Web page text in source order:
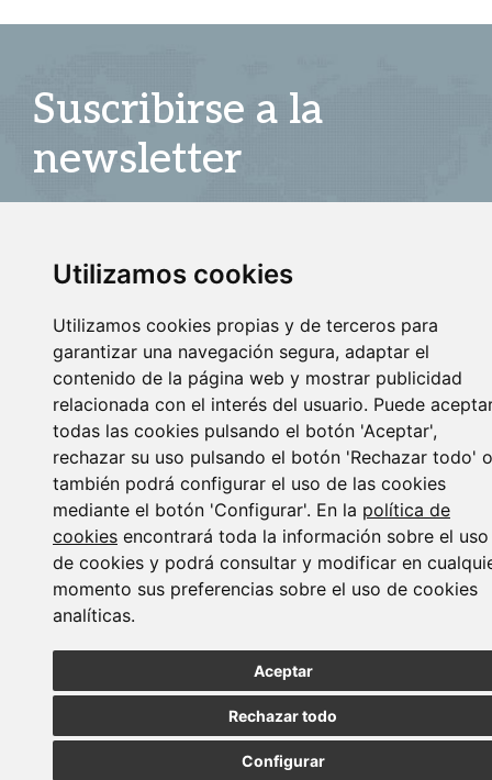
Utilizamos cookies
Utilizamos cookies propias y de terceros para
garantizar una navegación segura, adaptar el
contenido de la página web y mostrar publicidad
relacionada con el interés del usuario. Puede
todas las cookies pulsando el botón 'Aceptar',
rechazar su uso pulsando el botón 'Rechazar todo' o
también podrá configurar el uso de las cookies
mediante el botón 'Configurar'. En la política de
cookies encontrará toda la información sobre el uso
de cookies y podrá consultar y modificar en
momento sus preferencias sobre el uso de cookies
analíticas.
Aceptar
Rechazar todo
Configurar
Suscribirse a la
newsletter
SUSCRIBIRSE
MADRID •
Paseo de la Castellana, 2328046 - Madrid
+34 913 912 066
Lener © Todos los derechos reservados |